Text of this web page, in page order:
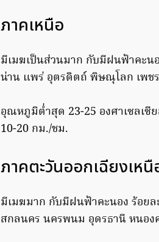
ภาคเหนือ
มีเมฆเป็นส่วนมาก กับมีฝนฟ้าคะน
น่าน แพร่ อุตรดิตถ์ พิษณุโลก เพช
อุณหภูมิต่ำสุด 23-25 องศาเซลเซี
10-20 กม./ชม.
ภาคตะวันออกเฉียงเหนื
มีเมฆมาก กับมีฝนฟ้าคะนอง ร้อย
สกลนคร นครพนม อุดรธานี หนอ